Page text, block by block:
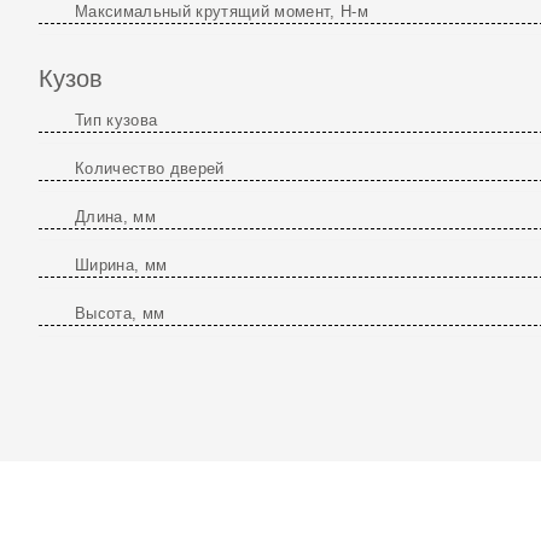
Максимальный крутящий момент, Н-м
Кузов
Тип кузова
Количество дверей
Длина, мм
Ширина, мм
Высота, мм